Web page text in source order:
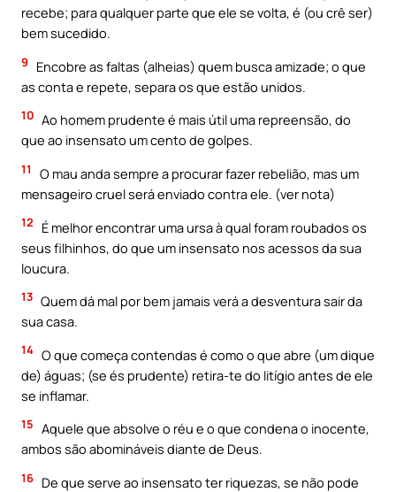
recebe; para qualquer parte que ele se volta, é (ou crê ser)
bem sucedido.
9
Encobre as faltas (alheias) quem busca amizade; o que
as conta e repete, separa os que estão unidos.
10 Ao homem prudente é mais útil uma repreensão, do
que ao insensato um cento de golpes.
11
O mau anda sempre a procurar fazer rebelião, mas um
mensageiro cruel será enviado contra ele. (ver nota)
12
É melhor encontrar uma ursa à qual foram roubados os
seus filhinhos, do que um insensato nos acessos da sua
loucura.
13 Quem dá mal por bem jamais verá a desventura sair da
sua casa.
14 O que começa contendas é como o que abre (um dique
de) águas; (se és prudente) retira-te do litígio antes de ele
se inflamar.
15 Aquele que absolve o réu e o que condena o inocente,
ambos são abomináveis diante de Deus.
16 De que serve ao insensato ter riquezas, se não pode